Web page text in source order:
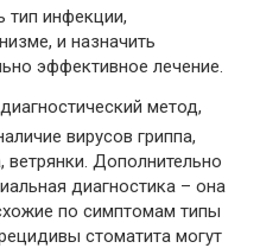
тип инфекции,
и назначить
эффективное лечение.
метод,
вирусов гриппа,
ветрянки. Дополнительно
диагностика – она
по симптомам типы
стоматита могут